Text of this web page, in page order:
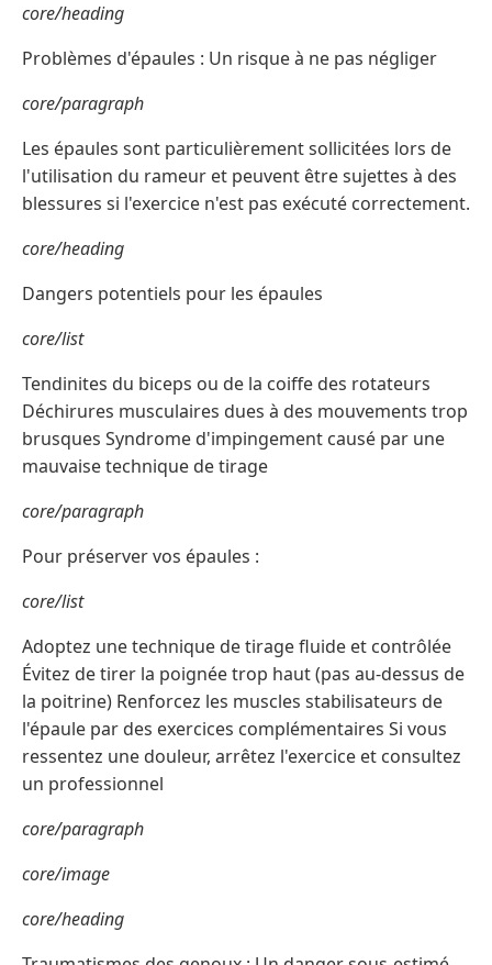
core/heading
Problèmes d'épaules : Un risque à ne pas négliger
core/paragraph
Les épaules sont particulièrement sollicitées lors de
l'utilisation du rameur et peuvent être sujettes à des
blessures si l'exercice n'est pas exécuté correctement.
core/heading
Dangers potentiels pour les épaules
core/list
Tendinites du biceps ou de la coiffe des rotateurs
Déchirures musculaires dues à des mouvements trop
brusques Syndrome d'impingement causé par une
mauvaise technique de tirage
core/paragraph
Pour préserver vos épaules :
core/list
Adoptez une technique de tirage fluide et contrôlée
Évitez de tirer la poignée trop haut (pas au-dessus de
la poitrine) Renforcez les muscles stabilisateurs de
l'épaule par des exercices complémentaires Si vous
ressentez une douleur, arrêtez l'exercice et consultez
un professionnel
core/paragraph
core/image
core/heading